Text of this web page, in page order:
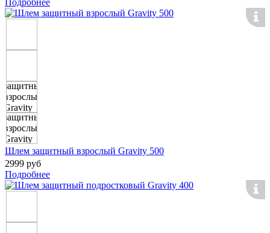
Шлем защитный взрослый Gravity 500
2999 руб
Подробнее